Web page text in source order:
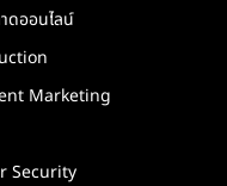
ดออนไลน์
Marketing
Security